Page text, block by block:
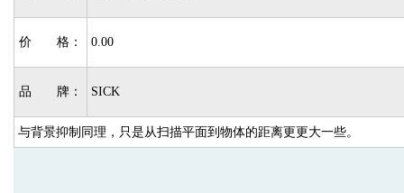
价 格： 0.00
品 牌： SICK
与背景抑制同理，只是从扫描平面到物体的距离更更大一些。